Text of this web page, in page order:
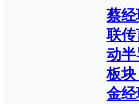
蔡
联
动
板
金